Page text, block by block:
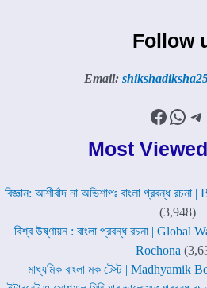
Follow
Email:
Most
বিজ্ঞান: আশীর্বাদ না অভিশাপঃ বাংলা প্রবন্ধ
(3,948)
বিশ্ব উষ্ণায়ন : বাংলা প্রবন্ধ রচনা |
Rochona
মাধ্যমিক বাংলা মক টেস্ট | Madhyamik